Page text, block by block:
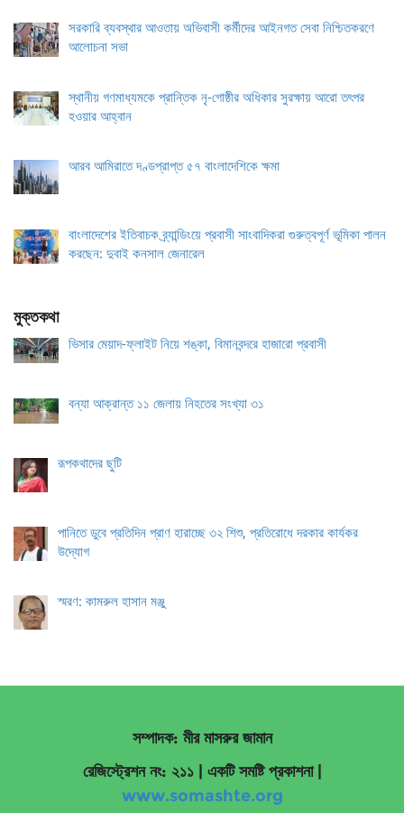
সরকারি ব্যবস্থার আওতায় অভিবাসী কর্মীদের আইনগত সেবা নিশ্চিতকরণে
আলোচনা সভা
স্থানীয় গণমাধ্যমকে প্রান্তিক নৃ-গোষ্ঠীর অধিকার সুরক্ষায় আরো তৎপর
হওয়ার আহ্বান
আরব আমিরাতে দণ্ডপ্রাপ্ত ৫৭ বাংলাদেশিকে ক্ষমা
বাংলাদেশের ইতিবাচক ব্র্যান্ডিংয়ে প্রবাসী সাংবাদিকরা গুরুত্বপূর্ণ ভূমিকা পালন
করছেন: দুবাই কনসাল জেনারেল
মুক্তকথা
ভিসার মেয়াদ-ফ্লাইট নিয়ে শঙ্কা, বিমানবন্দরে হাজারো প্রবাসী
বন্যা আক্রান্ত ১১ জেলায় নিহতের সংখ্যা ৩১
রূপকথাদের ছুটি
পানিতে ডুবে প্রতিদিন প্রাণ হারাচ্ছে ৩২ শিশু, প্রতিরোধে দরকার কার্যকর
উদ্যোগ
স্মরণ: কামরুল হাসান মঞ্জু
সম্পাদক: মীর মাসরুর জামান
রেজিস্ট্রেশন নং: ২১১ | একটি সমষ্টি প্রকাশনা
www.somashte.org